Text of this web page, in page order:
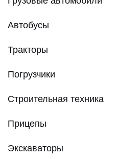
Автобусы
Тракторы
Погрузчики
Строительная техника
Прицепы
Экскаваторы